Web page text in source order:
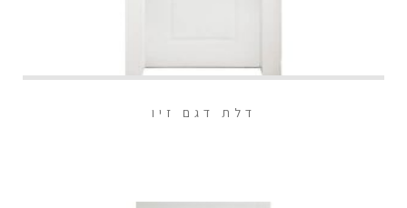
דלת דגם זיו